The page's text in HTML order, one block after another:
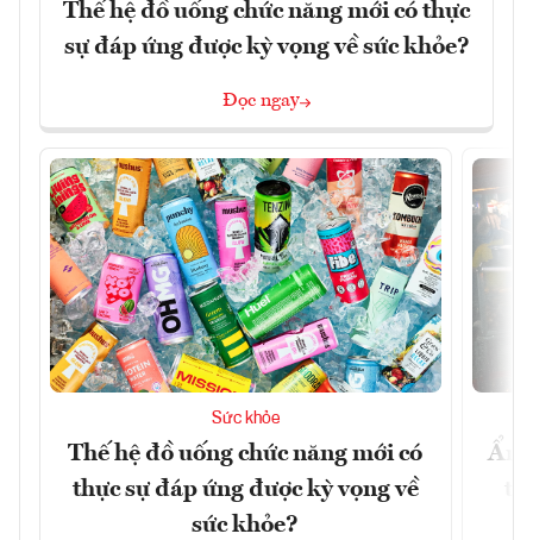
Thế hệ đồ uống chức năng mới có thực
sự đáp ứng được kỳ vọng về sức khỏe?
Đọc ngay
Sức khỏe
Thế hệ đồ uống chức năng mới có
thực sự đáp ứng được kỳ vọng về
sức khỏe?
Ẩm